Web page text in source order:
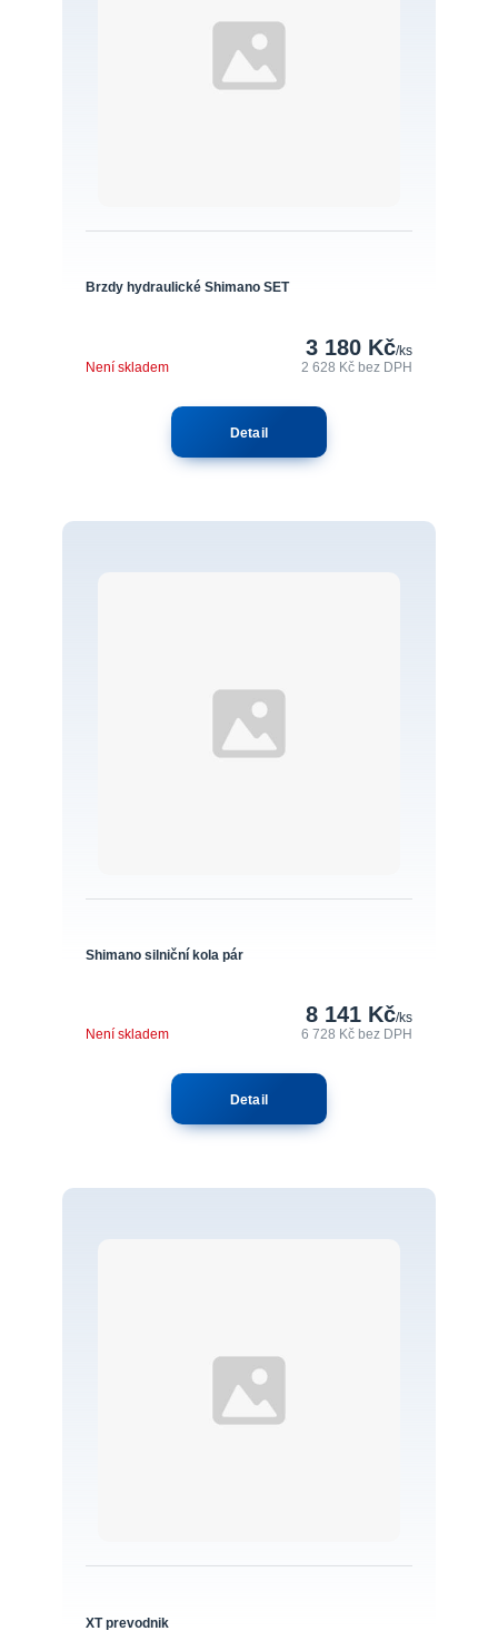
Brzdy hydraulické Shimano SET
3 180 Kč/ks
2 628 Kčbez DPH
Není skladem
Detail
Shimano silniční kola pár
8 141 Kč/ks
6 728 Kč bez DPH
Není skladem
Detail
XT prevodnik